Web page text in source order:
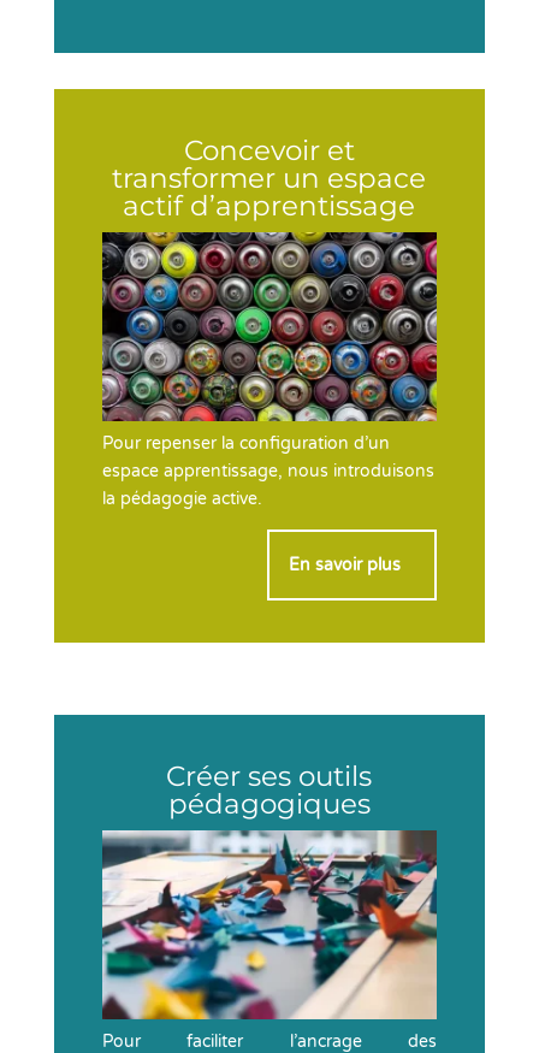
Concevoir et
transformer un espace
actif d’apprentissage
Pour repenser la configuration d’un
espace apprentissage, nous introduisons
la pédagogie active.
En savoir plus
Créer ses outils
pédagogiques
Pour faciliter l’ancrage des